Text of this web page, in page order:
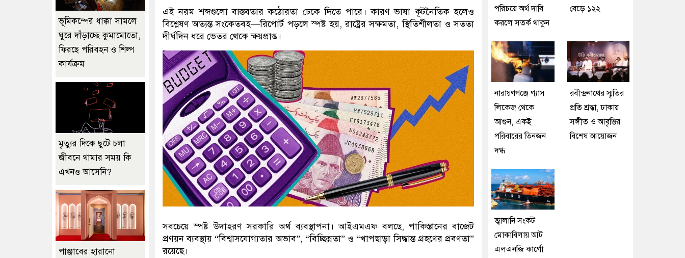
এই নরম শব্দগুলো বাস্তবতার কঠোরতা ঢেকে দিতে পারে। কারণ ভাষা কূটনৈতিক হলেও
বিশ্লেষণ অত্যন্ত সংকেতবহ—রিপোর্ট পড়লে স্পষ্ট হয়, রাষ্ট্রের সক্ষমতা, স্থিতিশীলতা ও সততা
দীর্ঘদিন ধরে ভেতর থেকে ক্ষয়প্রাপ্ত।
সবচেয়ে স্পষ্ট উদাহরণ সরকারি অর্থ ব্যবস্থাপনা। আইএমএফ বলছে, পাকিস্তানের বাজেট
প্রণয়ন ব্যবস্থায় “বিশ্বাসযোগ্যতার অভাব”, “বিচ্ছিন্নতা” ও “খাপছাড়া সিদ্ধান্ত গ্রহণের প্রবণতা”
রয়েছে।
ভূমিকম্পের ধাক্কা সামলে
ঘুরে দাঁড়াচ্ছে কুমামোতো,
ফিরছে পরিবহন ও শিল্প
কার্যক্রম
মৃত্যুর দিকে ছুটে চলা
জীবনে থামার সময় কি
এখনও আসেনি?
পাঞ্জাবের হারানো
পরিচয়ে অর্থ দাবি
করলে সতর্ক থাকুন
বেড়ে ১২২
নারায়ণগঞ্জে গ্যাস
লিকেজ থেকে
আগুন, একই
পরিবারের তিনজন
দগ্ধ
রবীন্দ্রনাথের স্মৃতির
প্রতি শ্রদ্ধা, ঢাকায়
সঙ্গীত ও আবৃত্তির
বিশেষ আয়োজন
জ্বালানি সংকট
মোকাবিলায় আট
এলএনজি কার্গো